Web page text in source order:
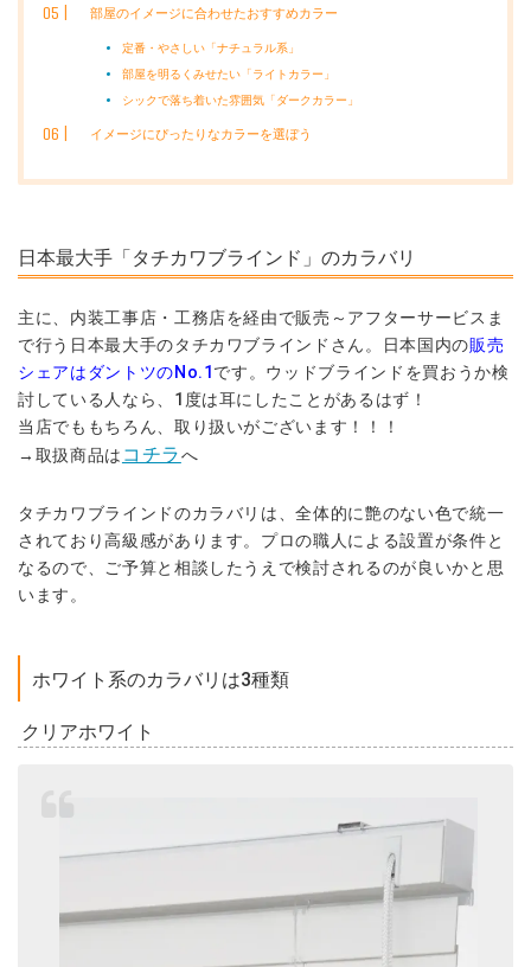
部屋のイメージに合わせたおすすめカラー
定番・やさしい「ナチュラル系」
部屋を明るくみせたい「ライトカラー」
シックで落ち着いた雰囲気「ダークカラー」
イメージにぴったりなカラーを選ぼう
日本最大手「タチカワブラインド」のカラバリ
主に、内装工事店・工務店を経由で販売～アフターサービスま
で行う日本最大手のタチカワブラインドさん。日本国内の販売
シェアはダントツのNo.1 です。ウッドブラインドを買おうか検
討している人なら、1度は耳にしたことがあるはず！
当店でももちろん、取り扱いがございます！！！
→取扱商品は コチラへ
タチカワブラインドのカラバリは、全体的に艶のない色で統一
されており高級感があります。プロの職人による設置が条件と
なるので、ご予算と相談したうえで検討されるのが良いかと思
います。
ホワイト系のカラバリは3種類
クリアホワイト